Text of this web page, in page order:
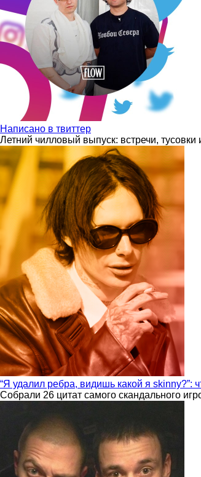
Написано в твиттер
Летний чилловый выпуск: встречи,
“Я удалил ребра, видишь какой я skinny?”:
Собрали 26 цитат самого скандального